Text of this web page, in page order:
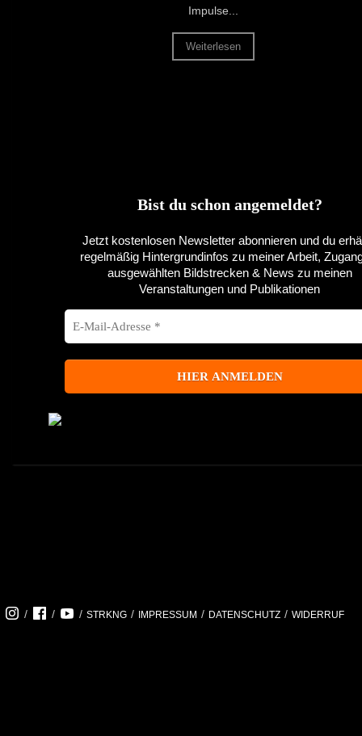
Impulse...
Weiterlesen
Bist du schon angemeldet?
Jetzt kostenlosen Newsletter abonnieren und du
regelmäßig Hintergrundinfos zu meiner Arbeit,
ausgewählten Bildstrecken & News zu meinen
Veranstaltungen und Publikationen
/ / / STRKNG / IMPRESSUM / DATENSCHUTZ / WIDERRUF